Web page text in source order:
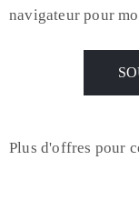
navigateur pour
Plus d'offres pour